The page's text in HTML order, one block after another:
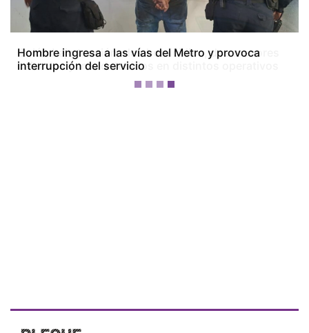
Colón bajo tensión: dos homicidios, dos menores
baleados y tres detenidos en distintos operativos